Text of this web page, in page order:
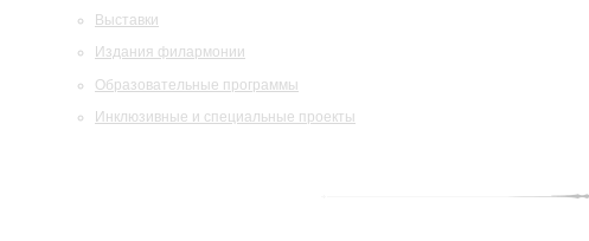
Выставки
Издания филармонии
Образовательные программы
Инклюзивные и специальные проекты